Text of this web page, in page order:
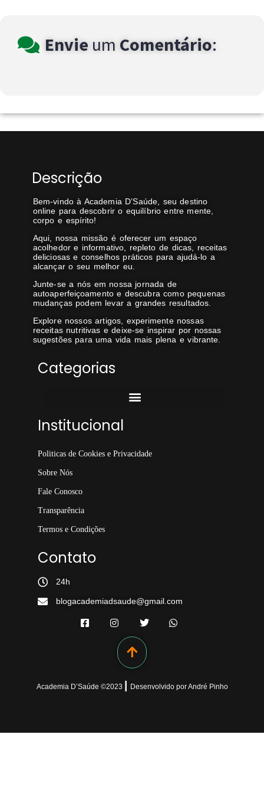
Envie um Comentário:
Descrição
Bem-vindo à Academia D’Saúde, seu destino
online para descobrir o equilíbrio entre mente,
corpo e espírito!
Aqui, nossa missão é oferecer um espaço
acolhedor e informativo, repleto de dicas, receitas
deliciosas e conselhos práticos para ajudá-lo a
alcançar o seu melhor eu.
Junte-se a nós em nossa jornada de
autoaperfeiçoamento e descubra como pequenas
mudanças podem levar a grandes resultados.
Explore nossos artigos, experimente nossas
receitas nutritivas e deixe-se inspirar por nossas
sugestões para uma vida mais plena e vibrante.
Categorias
Institucional
Politicas de Cookies e Privacidade
Sobre Nós
Fale Conosco
Transparência
Termos e Condições
Contato
24h
blogacademiadsaude@gmail.com
Academia D’Saúde ©2023 | DesenvolvidoporAndré Pinho